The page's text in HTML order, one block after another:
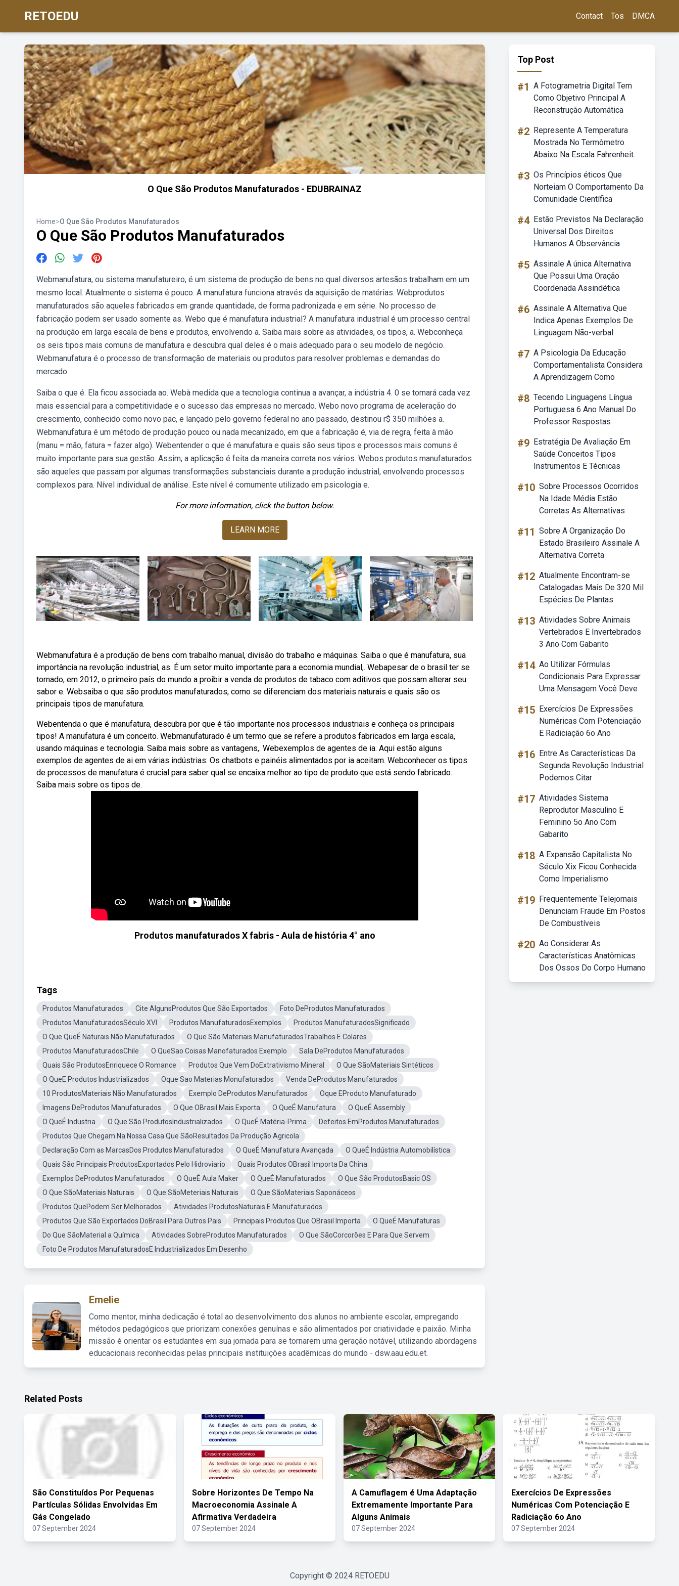
RETOEDU Contact Tos DMCA
O Que São Produtos Manufaturados - EDUBRAINAZ
Home>O Que São Produtos Manufaturados
O Que São Produtos Manufaturados
Webmanufatura, ou sistema manufatureiro, é um sistema de produção de bens no qual diversos artesãos trabalham em um
mesmo local. Atualmente o sistema é pouco. A manufatura funciona através da aquisição de matérias. Webprodutos
manufaturados são aqueles fabricados em grande quantidade, de forma padronizada e em série. No processo de
fabricação podem ser usado somente as. Webo que é manufatura industrial? A manufatura industrial é um processo central
na produção em larga escala de bens e produtos, envolvendo a. Saiba mais sobre as atividades, os tipos, a. Webconheça
os seis tipos mais comuns de manufatura e descubra qual deles é o mais adequado para o seu modelo de negócio.
Webmanufatura é o processo de transformação de materiais ou produtos para resolver problemas e demandas do
mercado.
Saiba o que é. Ela ficou associada ao. Webà medida que a tecnologia continua a avançar, a indústria 4. 0 se tornará cada vez
mais essencial para a competitividade e o sucesso das empresas no mercado. Webo novo programa de aceleração do
crescimento, conhecido como novo pac, e lançado pelo governo federal no ano passado, destinou r$ 350 milhões a.
Webmanufatura é um método de produção pouco ou nada mecanizado, em que a fabricação é, via de regra, feita à mão
(manu = mão, fatura = fazer algo). Webentender o que é manufatura e quais são seus tipos e processos mais comuns é
muito importante para sua gestão. Assim, a aplicação é feita da maneira correta nos vários. Webos produtos manufaturados
são aqueles que passam por algumas transformações substanciais durante a produção industrial, envolvendo processos
complexos para. Nível individual de análise. Este nível é comumente utilizado em psicologia e.
For more information, click the button below.
LEARN MORE
Webmanufatura é a produção de bens com trabalho manual, divisão do trabalho e máquinas. Saiba o que é manufatura, sua
importância na revolução industrial, as. É um setor muito importante para a economia mundial,. Webapesar de o brasil ter se
tornado, em 2012, o primeiro país do mundo a proibir a venda de produtos de tabaco com aditivos que possam alterar seu
sabor e. Websaiba o que são produtos manufaturados, como se diferenciam dos materiais naturais e quais são os
principais tipos de manufatura.
Webentenda o que é manufatura, descubra por que é tão importante nos processos industriais e conheça os principais
tipos! A manufatura é um conceito. Webmanufaturado é um termo que se refere a produtos fabricados em larga escala,
usando máquinas e tecnologia. Saiba mais sobre as vantagens,. Webexemplos de agentes de ia. Aqui estão alguns
exemplos de agentes de ai em várias indústrias: Os chatbots e painéis alimentados por ia aceitam. Webconhecer os tipos
de processos de manufatura é crucial para saber qual se encaixa melhor ao tipo de produto que está sendo fabricado.
Saiba mais sobre os tipos de.
Produtos manufaturados X fabris - Aula de história 4° ano
Tags
Produtos Manufaturados Cite AlgunsProdutos Que São Exportados
Foto DeProdutos Manufaturados
Produtos ManufaturadosSéculo XVI
Produtos ManufaturadosExemplos
Produtos ManufaturadosSignificado
O Que QueÉ Naturais Não Manufaturados
O Que São Materiais ManufaturadosTrabalhos E Colares
Produtos ManufaturadosChile
O QueSao Coisas Manofaturados Exemplo
Sala DeProdutos Manufaturados
Quais São ProdutosEnriquece O Romance
Produtos Que Vem DoExtrativismo Mineral
O Que SãoMateriais Sintéticos
O QueE Produtos Industrializados
Oque Sao Materias Monufaturados
Venda DeProdutos Manufaturados
10 ProdutosMateriais Não Manufaturados
Exemplo DeProdutos Manufaturados
Oque EProduto Manufaturado
Imagens DeProdutos Manufaturados
O Que OBrasil Mais Exporta O QueÉ Manufatura
O QueÉ Assembly
O QueÉ Industria
O Que São ProdutosIndustrializados O QueÉ Matéria-Prima
Defeitos EmProdutos Manufaturados
Produtos Que Chegam Na Nossa Casa Que SãoResultados Da Produção Agricola
Declaração Com as MarcasDos Produtos Manufaturados
O QueÉ Manufatura Avançada
O QueÉ Indústria Automobilística
Quais São Principais ProdutosExportados Pelo Hidroviario
Quais Produtos OBrasil Importa Da China
Exemplos DeProdutos Manufaturados
O QueÉ Aula Maker O QueÉ Manufaturados
O Que São ProdutosBasic OS
O Que SãoMateriais Naturais
O Que SãoMeteriais Naturais
O Que SãoMateriais Saponáceos
Produtos QuePodem Ser Melhorados
Atividades ProdutosNaturais E Manufaturados
Produtos Que São Exportados DoBrasil Para Outros Pais
Principais Produtos Que OBrasil Importa
O QueÉ Manufaturas
Do Que SãoMaterial a Química
Atividades SobreProdutos Manufaturados
O Que SãoCorcorões E Para Que Servem
Foto De Produtos ManufaturadosE Industrializados Em Desenho
Emelie
Como mentor, minha dedicação é total ao desenvolvimento dos alunos no ambiente escolar, empregando
métodos pedagógicos que priorizam conexões genuínas e são alimentados por criatividade e paixão. Minha
missão é orientar os estudantes em sua jornada para se tornarem uma geração notável, utilizando abordagens
educacionais reconhecidas pelas principais instituições acadêmicas do mundo - dsw.aau.edu.et.
Top Post
#1 A Fotogrametria Digital Tem
Como Objetivo Principal A
Reconstrução Automática
#2 Represente A Temperatura
Mostrada No Termômetro
Abaixo Na Escala Fahrenheit.
#3 Os Princípios éticos Que
Norteiam O Comportamento Da
Comunidade Científica
#4 Estão Previstos Na Declaração
Universal Dos Direitos
Humanos A Observância
#5 Assinale A única Alternativa
Que Possui Uma Oração
Coordenada Assindética
#6 Assinale A Alternativa Que
Indica Apenas Exemplos De
Linguagem Não-verbal
#7 A Psicologia Da Educação
Comportamentalista Considera
A Aprendizagem Como
#8 Tecendo Linguagens Língua
Portuguesa 6 Ano Manual Do
Professor Respostas
#9 Estratégia De Avaliação Em
Saúde Conceitos Tipos
Instrumentos E Técnicas
#10 Sobre Processos Ocorridos
Na Idade Média Estão
Corretas As Alternativas
#11 Sobre A Organização Do
Estado Brasileiro Assinale A
Alternativa Correta
#12 Atualmente Encontram-se
Catalogadas Mais De 320 Mil
Espécies De Plantas
#13 Atividades Sobre Animais
Vertebrados E Invertebrados
3 Ano Com Gabarito
#14 Ao Utilizar Fórmulas
Condicionais Para Expressar
Uma Mensagem Você Deve
#15 Exercícios De Expressões
Numéricas Com Potenciação
E Radiciação 6o Ano
#16 Entre As Características Da
Segunda Revolução Industrial
Podemos Citar
#17 Atividades Sistema
Reprodutor Masculino E
Feminino 5o Ano Com
Gabarito
#18 A Expansão Capitalista No
Século Xix Ficou Conhecida
Como Imperialismo
#19 Frequentemente Telejornais
Denunciam Fraude Em Postos
De Combustíveis
#20 Ao Considerar As
Características Anatômicas
Dos Ossos Do Corpo Humano
Related Posts
São Constituídos Por Pequenas
Partículas Sólidas Envolvidas Em
Gás Congelado
07 September 2024
Sobre Horizontes De Tempo Na
Macroeconomia Assinale A
Afirmativa Verdadeira
07 September 2024
A Camuflagem é Uma Adaptação
Extremamente Importante Para
Alguns Animais
07 September 2024
Exercícios De Expressões
Numéricas Com Potenciação E
Radiciação 6o Ano
07 September 2024
Copyright © 2024 RETOEDU